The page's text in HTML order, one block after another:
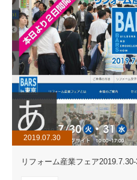
2019.07.30
リフォーム産業フェア